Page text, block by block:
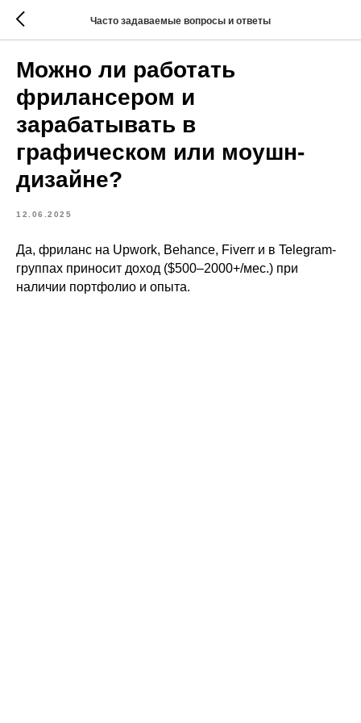
Часто задаваемые вопросы и ответы
Можно ли работать
фрилансером и
зарабатывать в
графическом или моушн-
дизайне?
12.06.2025
Да, фриланс на Upwork, Behance, Fiverr и в Telegram-
группах приносит доход ($500–2000+/мес.) при
наличии портфолио и опыта.